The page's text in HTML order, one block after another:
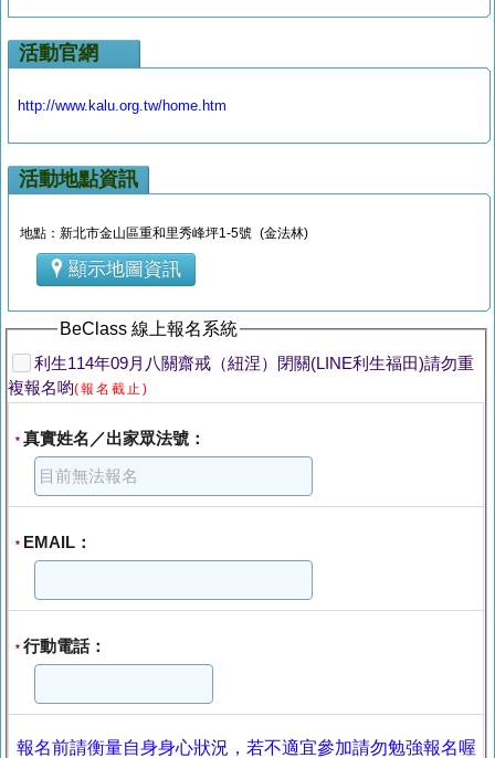
活動官網
http://www.kalu.org.tw/home.htm
活動地點資訊
地點：新北市金山區重和里秀峰坪1-5號 (金法林)
顯示地圖資訊
BeClass 線上報名系統
利生114年09月八關齋戒（紐涅）閉關(LINE利生福田)請勿重
複報名喲(報名截止)
* 真實姓名／出家眾法號：
* EMAIL：
* 行動電話：
報名前請衡量自身身心狀況，若不適宜參加請勿勉強報名喔